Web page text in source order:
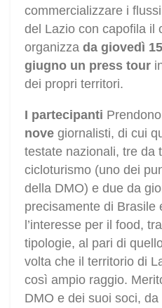
commercializzare i
del Lazio con capofila il
organizza da giovedì
giugno un press tour
dei propri territori.
I partecipanti
nove giornalisti, di cui
testate nazionali, tre da
cicloturismo (uno dei
della DMO) e due da
precisamente di Brasile
l’interesse per il food,
tipologie, al pari di
volta che il territorio di
così ampio raggio.
DMO e dei suoi soci,